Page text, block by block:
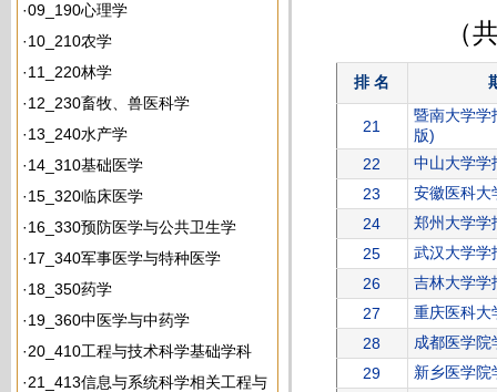
·09_190心理学
·10_210农学
·11_220林学
·12_230畜牧、兽医科学
·13_240水产学
·14_310基础医学
·15_320临床医学
·16_330预防医学与公共卫生学
·17_340军事医学与特种医学
·18_350药学
·19_360中医学与中药学
·20_410工程与技术科学基础学科
·21_413信息与系统科学相关工程与
东南大学学报(医学
版)
（
排 名
21
暨南大学学
版)
22
中山大学学
23
安徽医科大
24
郑州大学学
25
武汉大学学
26
吉林大学学
27
重庆医科大
28
成都医学院
29
新乡医学院